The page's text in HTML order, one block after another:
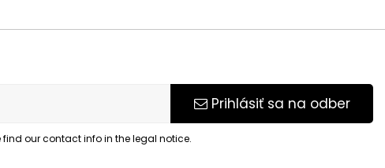
Prihlásiť sa na odber
our contact info in the legal notice.